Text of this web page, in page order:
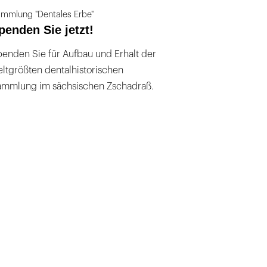
"Dentales Erbe"
Sie jetzt!
Sie für Aufbau und Erhalt der
dentalhistorischen
im sächsischen Zschadraß.